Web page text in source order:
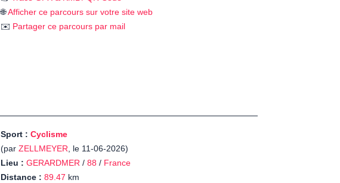
🌐Afficher ce parcours sur votre site web
✉️ Partager ce parcours par mail
Sport : Cyclisme
(par ZELLMEYER, le 11-06-2026)
Lieu : GERARDMER / 88 / France
Distance : 89.47 km